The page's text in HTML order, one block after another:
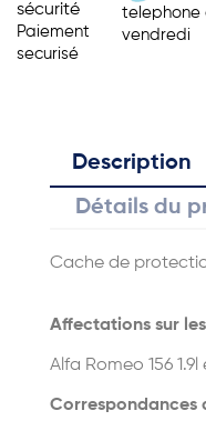
sécurité
Paiement
securisé
telephone
vendredi
Description
Détails du
Cache de
Affectations sur
Alfa Romeo 156
Correspondances